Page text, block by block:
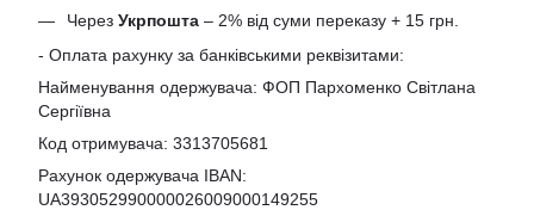
Через Укрпошта – 2% від суми переказу + 15 грн.
- Оплата рахунку за банківськими реквізитами:
Найменування одержувача: ФОП Пархоменко Світлана
Сергіївна
Код отримувача: 3313705681
Рахунок одержувача IBAN:
UA393052990000026009000149255